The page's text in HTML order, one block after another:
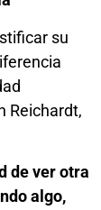
su
Reichardt,
de ver otra
algo,